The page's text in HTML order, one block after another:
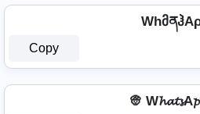
Copy
👳️